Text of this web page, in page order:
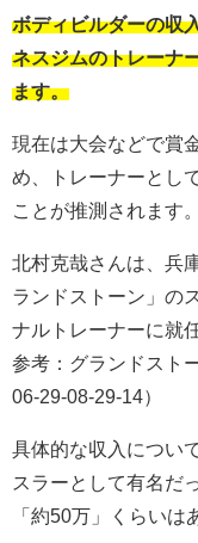
ボディビルダーの収
ネスジムのトレーナ
ます。
現在は大会などで賞
め、トレーナーとし
ことが推測されます。
北村克哉さんは、兵
ランドストーン」の
ナルトレーナーに就
参考：グランドスト
06-29-08-29-14）
具体的な収入につい
スラーとして有名だ
「約50万」くらいは